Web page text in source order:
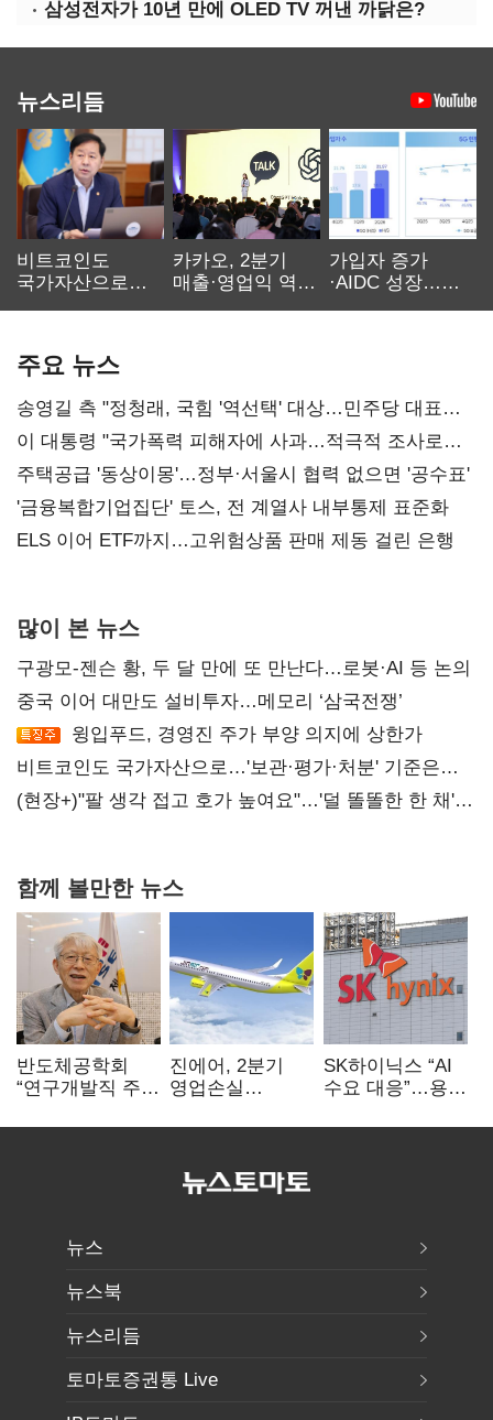
삼성전자가 10년 만에 OLED TV 꺼낸 까닭은?
뉴스리듬
비트코인도
국가자산으로…'
카카오, 2분기
매출·영업익 역대
가입자 증가
·AIDC 성장…
주요 뉴스
송영길 측 "정청래, 국힘 '역선택' 대상…민주당 대표로
총선 지휘 못해"
이 대통령 "국가폭력 피해자에 사과…적극적 조사로
진실 밝혀야"
주택공급 '동상이몽'…정부·서울시 협력 없으면 '공수표'
'금융복합기업집단' 토스, 전 계열사 내부통제 표준화
ELS 이어 ETF까지…고위험상품 판매 제동 걸린 은행
많이 본 뉴스
구광모-젠슨 황, 두 달 만에 또 만난다…로봇·AI 등 논의
중국 이어 대만도 설비투자…메모리 ‘삼국전쟁’
윙입푸드, 경영진 주가 부양 의지에 상한가
비트코인도 국가자산으로…'보관·평가·처분' 기준은
숙제
(현장+)"팔 생각 접고 호가 높여요"…'덜 똘똘한 한 채'
함께 볼만한 뉴스
반도체공학회
“연구개발직 주
개선해야”
진에어, 2분기
영업손실
상승 여파
SK하이닉스 “AI
수요 대응”…용인
투자
뉴스
뉴스북
뉴스리듬
토마토증권통 Live